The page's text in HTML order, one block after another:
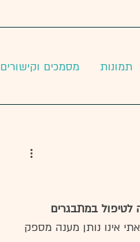
תמונות מסמכים וקישורים
לטיפול במתבגרים
אינו נותן מענה מספק